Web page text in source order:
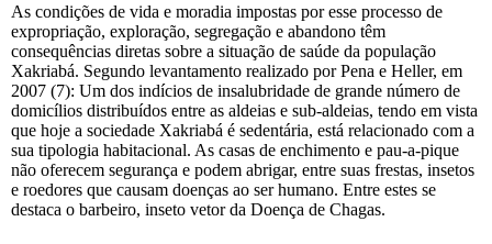
As condições de vida e moradia impostas por esse processo de
expropriação, exploração, segregação e abandono têm
consequências diretas sobre a situação de saúde da população
Xakriabá. Segundo levantamento realizado por Pena e Heller, em
2007 (7): Um dos indícios de insalubridade de grande número de
domicílios distribuídos entre as aldeias e sub-aldeias, tendo em vista
que hoje a sociedade Xakriabá é sedentária, está relacionado com a
sua tipologia habitacional. As casas de enchimento e pau-a-pique
não oferecem segurança e podem abrigar, entre suas frestas, insetos
e roedores que causam doenças ao ser humano. Entre estes se
destaca o barbeiro, inseto vetor da Doença de Chagas.